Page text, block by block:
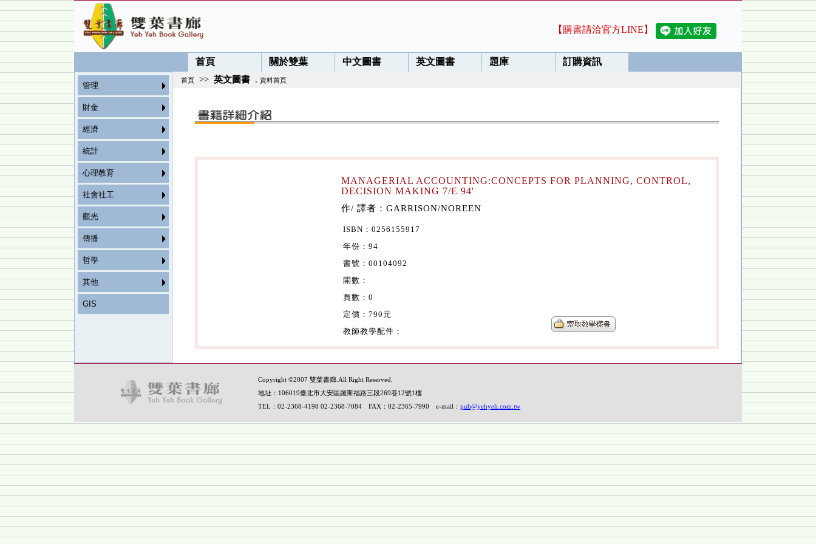
【購書請洽官方LINE】
首頁 關於雙葉 中文圖書 英文圖書 題庫 訂購資訊
管理
財金
經濟
統計
心理教育
社會社工
觀光
傳播
哲學
其他
GIS
首頁 >> 英文圖書 . 資料首頁
MANAGERIAL ACCOUNTING:CONCEPTS FOR PLANNING, CONTROL,
DECISION MAKING 7/E 94'
作/ 譯者：GARRISON/NOREEN
ISBN：0256155917
年份：94
書號：00104092
開數：
頁數：0
定價：790元
教師教學配件：
Copyright ©2007 雙葉書廊.All Right Reserved.
地址：106019臺北市大安區羅斯福路三段269巷12號1樓
TEL：02-2368-4198 02-2368-7084 FAX：02-2365-7990 e-mail： pub@yehyeh.com.tw